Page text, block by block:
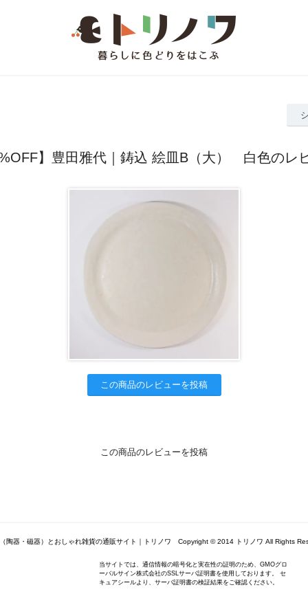
】豊田雅代｜鋳込 絵皿B（大） 白色のレ
この商品のレビューを投稿
この商品のレビューを投稿
陶器・磁器）とおしゃれ雑貨の通販サイト｜トリノワ Copyright © 2014 トリノワ All Rights
当サイトでは、通信情報の暗号化と実在性の証明のため、GMOグロ
ーバルサイン株式会社のSSLサーバ証明書を使用しております。 セ
キュアシールより、サーバ証明書の検証結果をご確認ください。